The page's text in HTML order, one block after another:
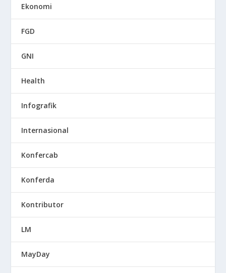
Ekonomi
FGD
GNI
Health
Infografik
Internasional
Konfercab
Konferda
Kontributor
LM
MayDay